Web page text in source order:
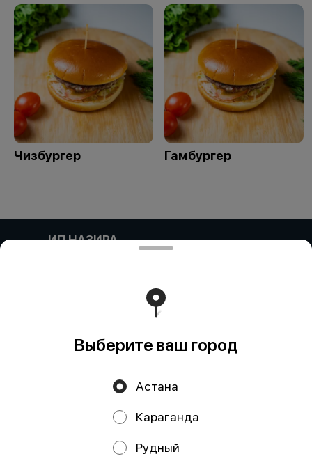
Чизбургер Гамбургер
ИП НАЗИРА
CASPKZKA Номер счета:: KZ90722S000045683476
Работает на эффективном ядре
Политика конфиденциальности
Выберите ваш город
Астана
Караганда
Рудный